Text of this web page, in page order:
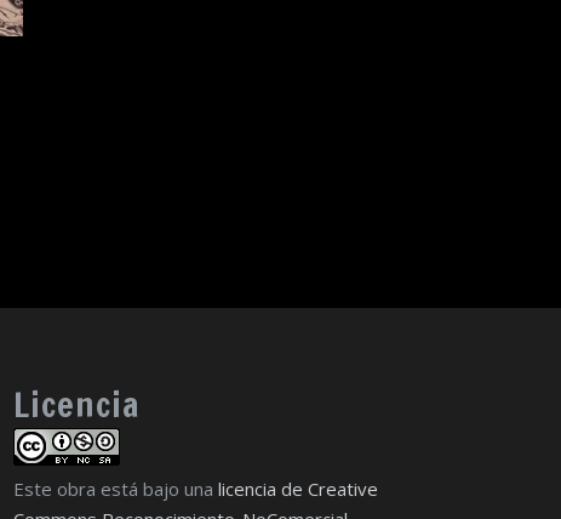
Licencia
Este obra está bajo una licencia de Creative